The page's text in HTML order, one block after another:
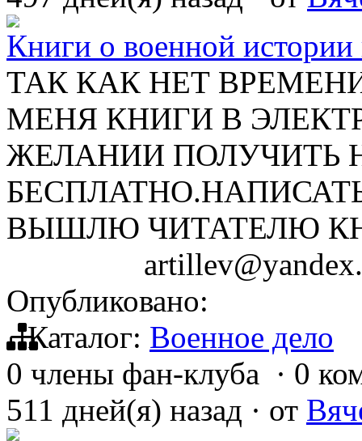
Книги о военной истории
ТАК КАК НЕТ
МЕНЯ КНИГИ В
ЖЕЛАНИИ ПОЛУЧИТЬ
ВЫШЛЮ ЧИТАТЕЛЮ
Опубликовано:
Каталог: Военное дело
0 члены фан-клуба · 0
511 дней(я) назад · от